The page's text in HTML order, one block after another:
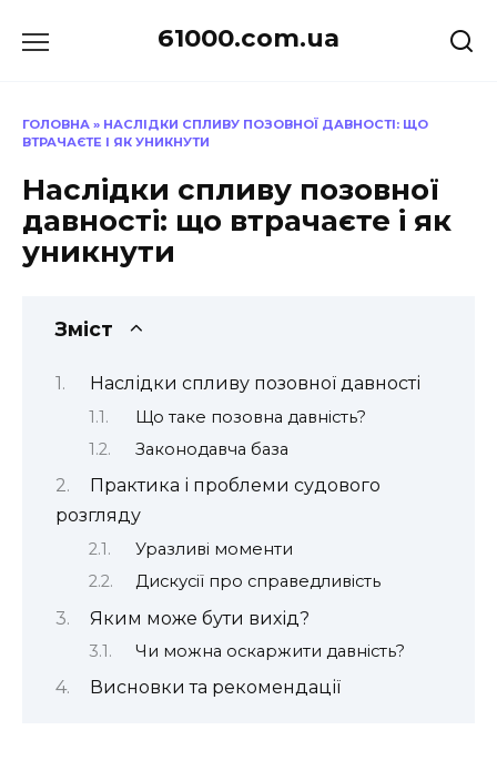
до
61000.com.ua
ГОЛОВНА » НАСЛІДКИ СПЛИВУ ПОЗОВНОЇ ДАВНОСТІ: ЩО
ВТРАЧАЄТЕ І ЯК УНИКНУТИ
Наслідки спливу позовної
давності: що втрачаєте і як
уникнути
Зміст
Наслідки спливу позовної давності
Що таке позовна давність?
Законодавча база
Практика і проблеми судового
розгляду
Уразливі моменти
Дискусії про справедливість
Яким може бути вихід?
Чи можна оскаржити давність?
Висновки та рекомендації